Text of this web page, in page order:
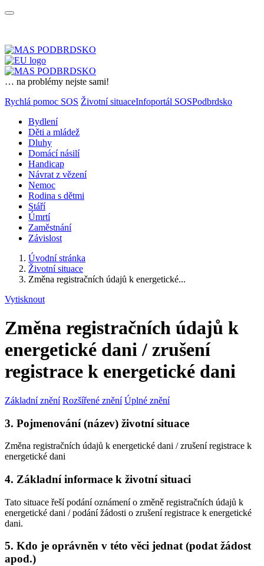
… na problémy nejste sami!
Rychlá pomoc SOS Životní situaceInfoportál SOSPodbrdsko
Bydlení
Děti a mládež
Dluhy
Domácí násilí
Handicap
Návrat z vězení
Nemoc
Rodina s dětmi
Stáří
Úmrtí
Zaměstnání
Závislost
Úvodní stránka
Životní situace
Změna registračních údajů k energetické...
Vytisknout
Změna registračních údajů k
energetické dani / zrušení
registrace k energetické dani
Základní znění Rozšířené znění Úplné znění
3. Pojmenování (název) životní situace
Změna registračních údajů k energetické dani / zrušení registrace k
energetické dani
4. Základní informace k životní situaci
Tato situace řeší podání oznámení o změně registračních údajů k
energetické dani / podání žádosti o zrušení registrace k energetické
dani.
5. Kdo je oprávněn v této věci jednat (podat žádost
apod.)